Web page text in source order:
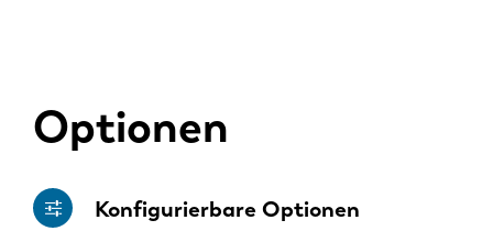
Optionen
Konfigurierbare Optionen